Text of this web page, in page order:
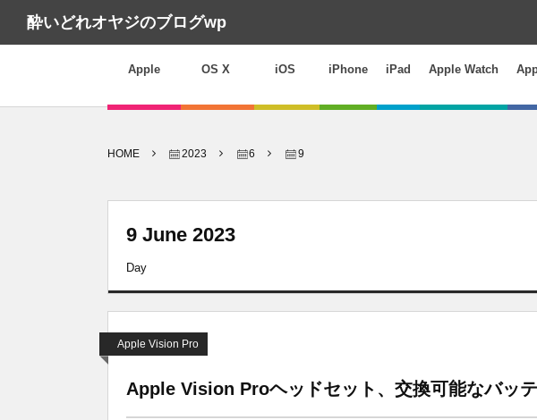
酔いどれオヤジのブログwp
Apple OS X iOS iPhone iPad Apple Watch
HOME 2023 6 9
9 June 2023
Day
Apple Vision Pro
Apple Vision Proヘッドセット、交換可能なバッ